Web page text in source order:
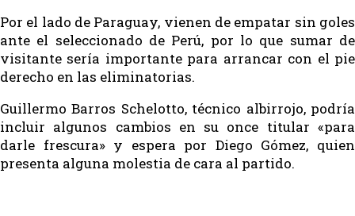
Por el lado de Paraguay, vienen de empatar sin goles
ante el seleccionado de Perú, por lo que sumar de
visitante sería importante para arrancar con el pie
derecho en las eliminatorias.
Guillermo Barros Schelotto, técnico albirrojo, podría
incluir algunos cambios en su once titular «para
darle frescura» y espera por Diego Gómez, quien
presenta alguna molestia de cara al partido.